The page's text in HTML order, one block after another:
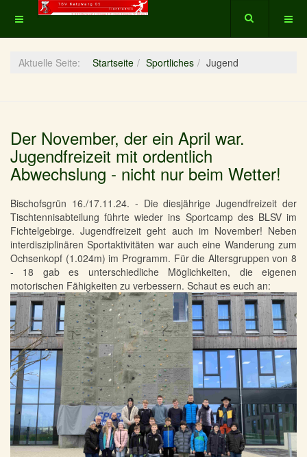
Aktuelle Seite: Startseite Sportliches Jugend
Der November, der ein April war.
Jugendfreizeit mit ordentlich
Abwechslung - nicht nur beim Wetter!
Bischofsgrün 16./17.11.24. - Die diesjährige Jugendfreizeit der
Tischtennisabteilung führte wieder ins Sportcamp des BLSV im
Fichtelgebirge. Jugendfreizeit geht auch im November! Neben
interdisziplinären Sportaktivitäten war auch eine Wanderung zum
Ochsenkopf (1.024m) im Programm. Für die Altersgruppen von 8
- 18 gab es unterschiedliche Möglichkeiten, die eigenen
motorischen Fähigkeiten zu verbessern. Schaut es euch an: